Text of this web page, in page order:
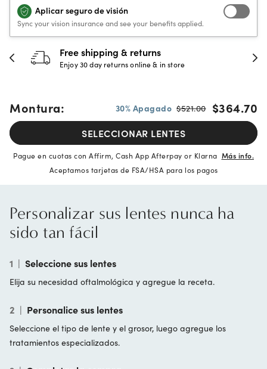
Aplicar seguro de visión
Sync your vision insurance and see your benefits applied.
Free shipping & returns
Enjoy 30 day returns online & in store
Montura: 30% Apagado $521.00 $364.70
SELECCIONAR LENTES
Pague en cuotas con Affirm, Cash App Afterpay or Klarna Más info.
Aceptamos tarjetas de FSA/HSA para los pagos
Personalizar sus lentes nunca ha
sido tan fácil
1 | Seleccione sus lentes
Elija su necesidad oftalmológica y agregue la receta.
2 | Personalice sus lentes
Seleccione el tipo de lente y el grosor, luego agregue los
tratamientos especializados.